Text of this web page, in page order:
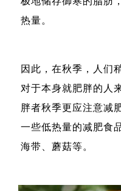
热量。
因此，在秋季，人们
对于本身就肥胖的人
胖者秋季更应注意减
一些低热量的减肥食
海带、蘑菇等。